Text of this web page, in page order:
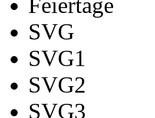
Feiertage
SVG
SVG1
SVG2
SVG3